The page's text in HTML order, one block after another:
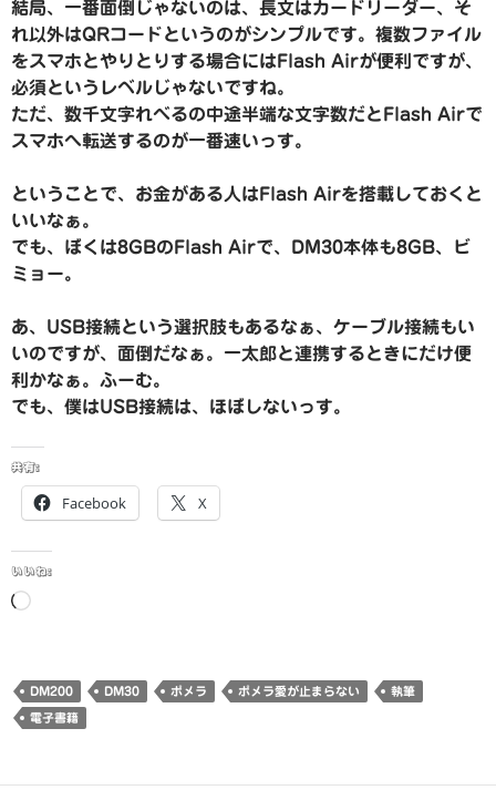
結局、一番面倒じゃないのは、長文はカードリーダー、そ
れ以外はQRコードというのがシンプルです。複数ファイル
をスマホとやりとりする場合にはFlash Airが便利ですが、
必須というレベルじゃないですね。
ただ、数千文字れべるの中途半端な文字数だとFlash Airで
スマホへ転送するのが一番速いっす。
ということで、お金がある人はFlash Airを搭載しておくと
いいなぁ。
でも、ぼくは8GBのFlash Airで、DM30本体も8GB、ビ
ミョー。
あ、USB接続という選択肢もあるなぁ、ケーブル接続もい
いのですが、面倒だなぁ。一太郎と連携するときにだけ便
利かなぁ。ふーむ。
でも、僕はUSB接続は、ほぼしないっす。
共有:
Facebook X
いいね:
読
み
中…
DM200 DM30 ポメラ ポメラ愛が止まらない 執筆
電子書籍